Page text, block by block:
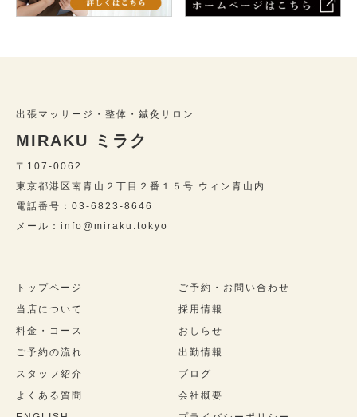
出張マッサージ・整体・鍼灸サロン
MIRAKU ミラク
〒107-0062
東京都港区南青山２丁目２番１５号 ウィン青山内
電話番号：03-6823-8646
メール：info@miraku.tokyo
トップページ
当店について
料金・コース
ご予約の流れ
スタッフ紹介
よくある質問
ご予約・お問い合わせ
採用情報
おしらせ
出勤情報
ブログ
会社概要